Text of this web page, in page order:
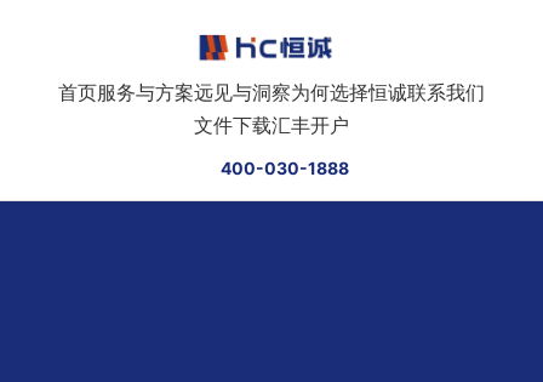
首页服务与方案远见与洞察为何选择恒诚联系我们
文件下载汇丰开户
400-030-1888